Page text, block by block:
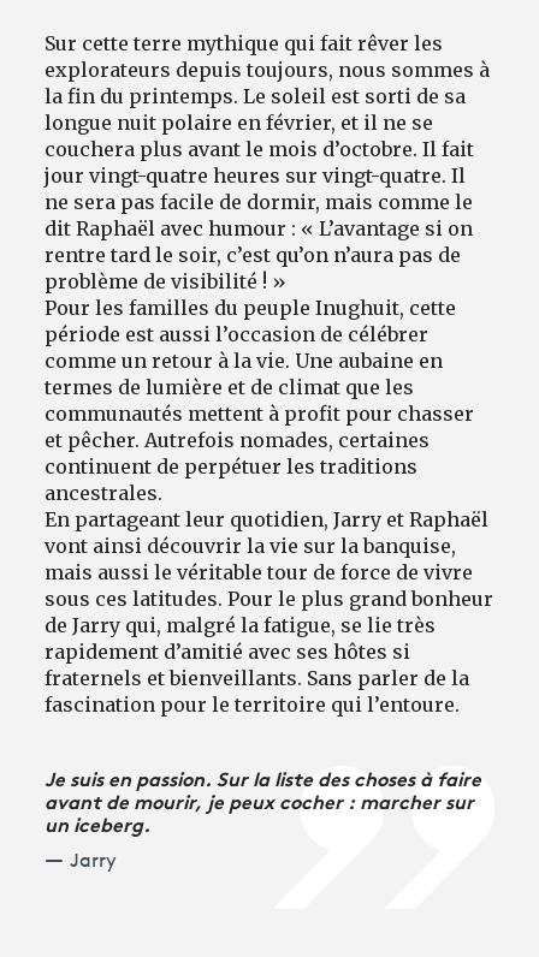
Sur cette terre mythique qui fait rêver les
explorateurs depuis toujours, nous sommes à
la fin du printemps. Le soleil est sorti de sa
longue nuit polaire en février, et il ne se
couchera plus avant le mois d’octobre. Il fait
jour vingt-quatre heures sur vingt-quatre. Il
ne sera pas facile de dormir, mais comme le
dit Raphaël avec humour : « L’avantage si on
rentre tard le soir, c’est qu’on n’aura pas de
problème de visibilité ! »
Pour les familles du peuple Inughuit, cette
période est aussi l’occasion de célébrer
comme un retour à la vie. Une aubaine en
termes de lumière et de climat que les
communautés mettent à profit pour chasser
et pêcher. Autrefois nomades, certaines
continuent de perpétuer les traditions
ancestrales.
En partageant leur quotidien, Jarry et Raphaël
vont ainsi découvrir la vie sur la banquise,
mais aussi le véritable tour de force de vivre
sous ces latitudes. Pour le plus grand bonheur
de Jarry qui, malgré la fatigue, se lie très
rapidement d’amitié avec ses hôtes si
fraternels et bienveillants. Sans parler de la
fascination pour le territoire qui l’entoure.
Je suis en passion. Sur la liste des choses à faire
avant de mourir, je peux cocher : marcher sur
un iceberg.
Jarry